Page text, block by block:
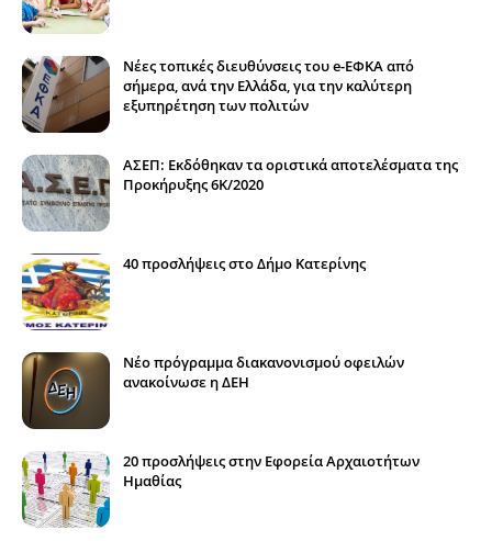
Νέες τοπικές διευθύνσεις του e-ΕΦΚΑ από
σήμερα, ανά την Ελλάδα, για την καλύτερη
εξυπηρέτηση των πολιτών
ΑΣΕΠ: Εκδόθηκαν τα οριστικά αποτελέσματα της
Προκήρυξης 6Κ/2020
40 προσλήψεις στο Δήμο Κατερίνης
Νέο πρόγραμμα διακανονισμού οφειλών
ανακοίνωσε η ΔΕΗ
20 προσλήψεις στην Εφορεία Αρχαιοτήτων
Ημαθίας